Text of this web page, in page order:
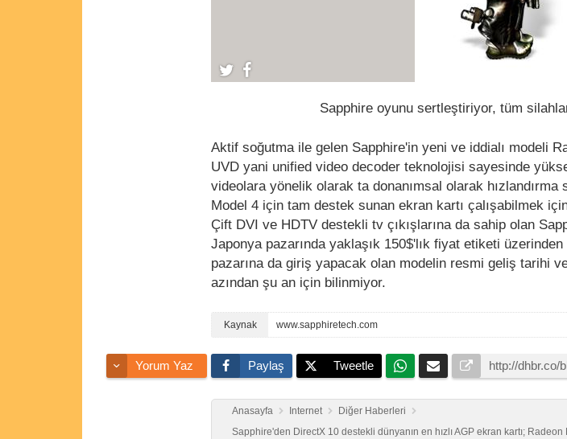
Sapphire oyunu sertleştiriyor, tüm
Aktif soğutma ile gelen Sapphire'in yeni ve iddialı modeli
UVD yani unified video decoder teknolojisi sayesinde
videolara yönelik olarak ta donanımsal olarak
Model 4 için tam destek sunan ekran kartı çalışabilmek
Çift DVI ve HDTV destekli tv çıkışlarına da sahip olan
Japonya pazarında yaklaşık 150$'lık fiyat etiketi
pazarına da giriş yapacak olan modelin resmi geliş tarihi
azından şu an için bilinmiyor.
www.sapphiretech.com
Yorum Yaz Paylaş Tweetle
Anasayfa Internet
Diğer Haberleri
Sapphire'den DirectX 10 destekli dünyanın en hızlı AGP ekran kartı;